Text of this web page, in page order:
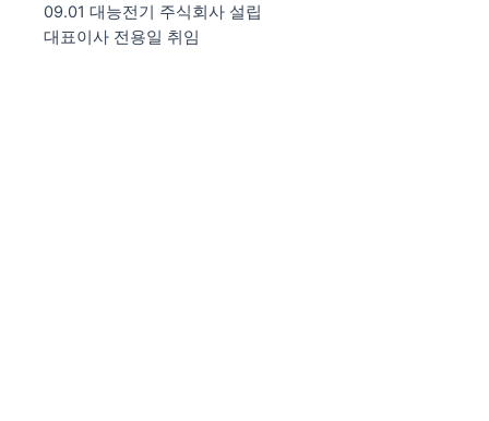
09.01 대능전기 주식회사 설립
대표이사 전용일 취임